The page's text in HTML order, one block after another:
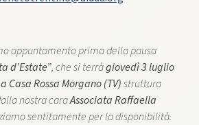
appuntamento prima della pausa
d’Estate”, che si terràgiovedì 3 luglio
Casa Rossa Morgano (TV)struttura
nostra caraAssociata Raffaella
sentitamente per la disponibilità.